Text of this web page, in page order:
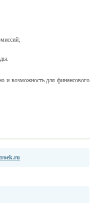
и возможность для финансового